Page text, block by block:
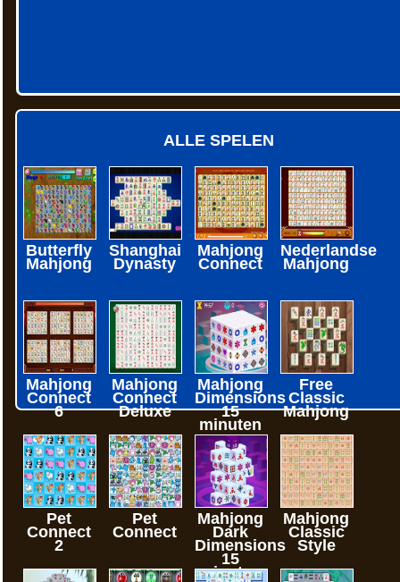
ALLE SPELEN
Butterfly
Mahjong
Shanghai
Dynasty
Mahjong
Connect
Nederlandse
Mahjong
Mahjong
Connect
6
Mahjong
Connect
Deluxe
Mahjong
Dimensions
15
minuten
Free
Classic
Mahjong
Pet
Connect
2
Pet
Connect
Mahjong
Dark
Dimensions
15
minuten
Mahjong
Classic
Style